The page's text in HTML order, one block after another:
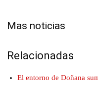
Mas noticias
Relacionadas
El entorno de Doñana